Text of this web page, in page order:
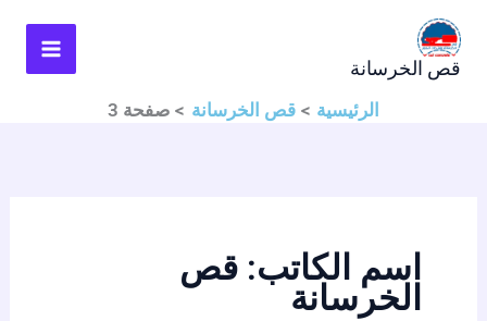
تخطي
المحتوىقص الخرسانة
الرئيسية قص الخرسانة صفحة 3
اسم الكاتب: قص
الخرسانة